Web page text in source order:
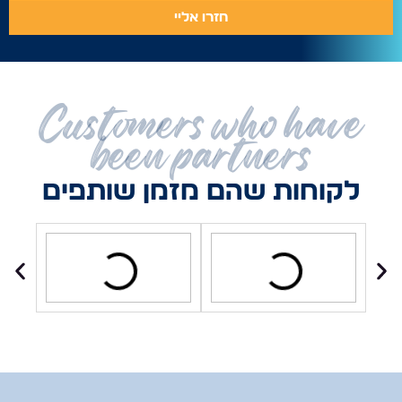
חזרו אליי
Customers who have
been partners
לקוחות שהם מזמן שותפים